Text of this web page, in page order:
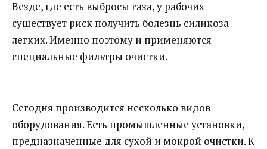
Везде, где есть выбросы газа, у рабочих
существует риск получить болезнь силикоза
легких. Именно поэтому и применяются
специальные фильтры очистки.
Сегодня производится несколько видов
оборудования. Есть промышленные установки,
предназначенные для сухой и мокрой очистки. К